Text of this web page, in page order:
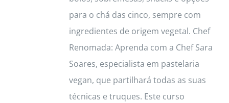
para o chá das cinco, sempre com
ingredientes de origem vegetal. Chef
Renomada: Aprenda com a Chef Sara
Soares, especialista em pastelaria
vegan, que partilhará todas as suas
técnicas e truques. Este curso